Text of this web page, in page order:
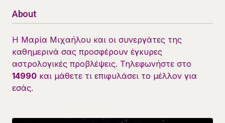
About
Η Μαρία Μιχαήλου και οι συνεργάτες της
καθημερινά σας προσφέρουν έγκυρες
αστρολογικές προβλέψεις. Τηλεφωνήστε στο
14990 και μάθετε τι επιφυλάσει το μέλλον για
εσάς.